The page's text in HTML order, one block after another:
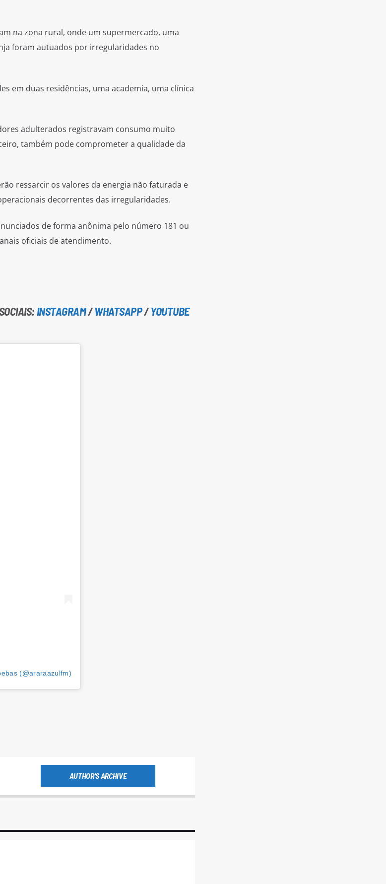
na zona rural, onde um supermercado, uma
foram autuados por irregularidades no
em duas residências, uma academia, uma clínica
adulterados registravam consumo muito
também pode comprometer a qualidade da
ressarcir os valores da energia não faturada e
decorrentes das irregularidades.
de forma anônima pelo número 181 ou
oficiais de atendimento.
INSTAGRAM/WHATSAPP/YOUTUBE
(@araraazulfm)
AUTHOR'S ARCHIVE